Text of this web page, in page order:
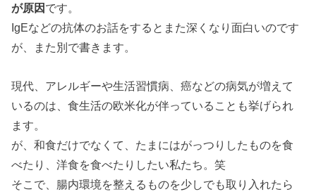
が原因 です。
IgEなどの抗体のお話をするとまた深くなり面白いのです
が、また別で書きます。
現代、アレルギーや生活習慣病、癌などの病気が増えて
いるのは、食生活の欧米化が伴っていることも挙げられ
ます。
が、和食だけでなくて、たまにはがっつりしたものを食
べたり、洋食を食べたりしたい私たち。笑
そこで、腸内環境を整えるものを少しでも取り入れたら